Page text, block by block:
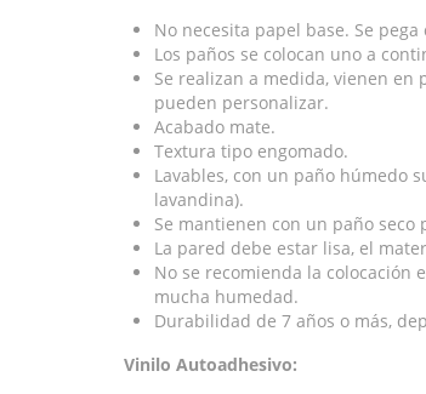
No necesita papel base. Se
Los paños se colocan uno a
Se realizan a medida, vienen en
pueden personalizar.
Acabado mate.
Textura tipo engomado.
Lavables, con un paño húmedo
lavandina).
Se mantienen con un paño seco
La pared debe estar lisa, el
No se recomienda la colocación
mucha humedad.
Durabilidad de 7 años o más,
Vinilo Autoadhesivo: